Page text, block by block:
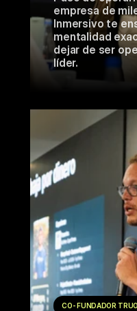
empresa de
Inmersivo te
mentalidad
dejar de ser
líder.
CO-FUNDADOR